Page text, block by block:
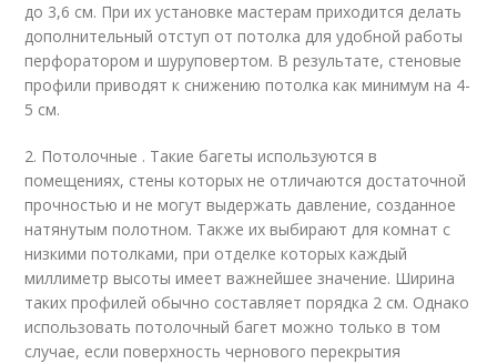
до 3,6 см. При их установке мастерам приходится делать
дополнительный отступ от потолка для удобной работы
перфоратором и шуруповертом. В результате, стеновые
профили приводят к снижению потолка как минимум на 4-
5 см.
2. Потолочные . Такие багеты используются в
помещениях, стены которых не отличаются достаточной
прочностью и не могут выдержать давление, созданное
натянутым полотном. Также их выбирают для комнат с
низкими потолками, при отделке которых каждый
миллиметр высоты имеет важнейшее значение. Ширина
таких профилей обычно составляет порядка 2 см. Однако
использовать потолочный багет можно только в том
случае, если поверхность чернового перекрытия